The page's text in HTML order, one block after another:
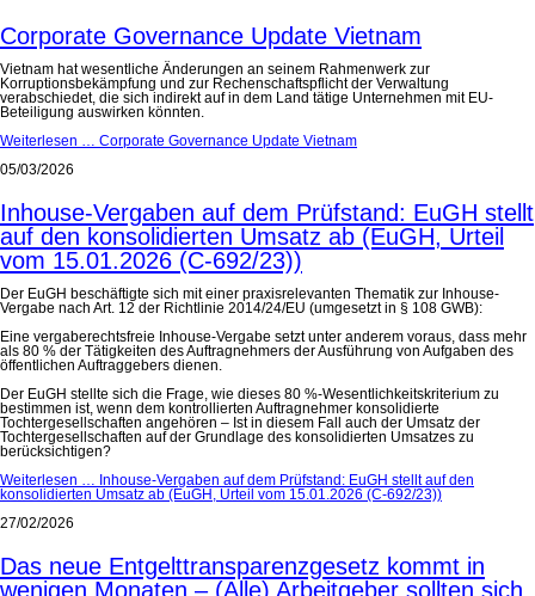
Corporate Governance Update Vietnam
Vietnam hat wesentliche Änderungen an seinem Rahmenwerk zur
Korruptionsbekämpfung und zur Rechenschaftspflicht der Verwaltung
verabschiedet, die sich indirekt auf in dem Land tätige Unternehmen mit EU-
Beteiligung auswirken könnten.
Weiterlesen … Corporate Governance Update Vietnam
05/03/2026
Inhouse-Vergaben auf dem Prüfstand: EuGH stellt
auf den konsolidierten Umsatz ab (EuGH, Urteil
vom 15.01.2026 (C-692/23))
Der EuGH beschäftigte sich mit einer praxisrelevanten Thematik zur Inhouse-
Vergabe nach Art. 12 der Richtlinie 2014/24/EU (umgesetzt in § 108 GWB):
Eine vergaberechtsfreie Inhouse-Vergabe setzt unter anderem voraus, dass mehr
als 80 % der Tätigkeiten des Auftragnehmers der Ausführung von Aufgaben des
öffentlichen Auftraggebers dienen.
Der EuGH stellte sich die Frage, wie dieses 80 %-Wesentlichkeitskriterium zu
bestimmen ist, wenn dem kontrollierten Auftragnehmer konsolidierte
Tochtergesellschaften angehören – Ist in diesem Fall auch der Umsatz der
Tochtergesellschaften auf der Grundlage des konsolidierten Umsatzes zu
berücksichtigen?
Weiterlesen … Inhouse-Vergaben auf dem Prüfstand: EuGH stellt auf den
konsolidierten Umsatz ab (EuGH, Urteil vom 15.01.2026 (C-692/23))
27/02/2026
Das neue Entgelttransparenzgesetz kommt in
wenigen Monaten – (Alle) Arbeitgeber sollten sich